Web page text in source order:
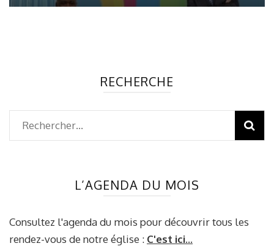
RECHERCHE
Rechercher :
L’AGENDA DU MOIS
Consultez l'agenda du mois pour découvrir tous les
rendez-vous de notre église : C'est ici...